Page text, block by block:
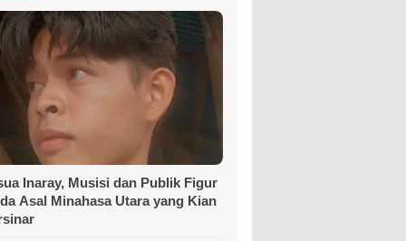
Inaray, Musisi dan Publik Figur
Asal Minahasa Utara yang Kian